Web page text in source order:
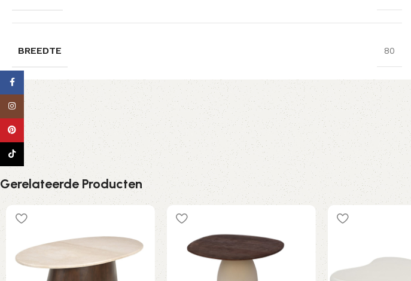
BREEDTE 80
Gerelateerde Producten
Facebook
Instagram
Pinterest
TikTok